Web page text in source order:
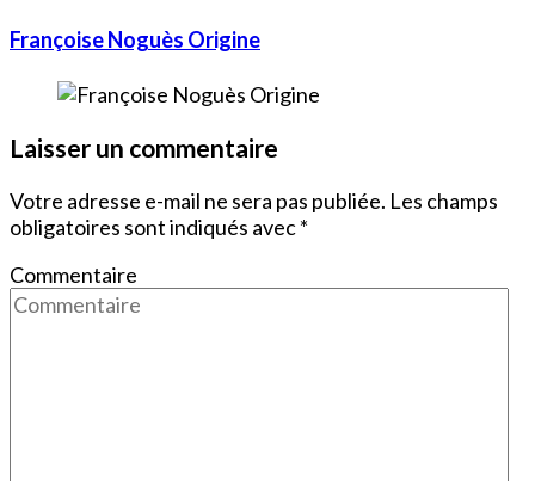
Françoise Noguès Origine
Laisser un commentaire
Votre adresse e-mail ne sera pas publiée. Les champs
obligatoires sont indiqués avec*
Commentaire